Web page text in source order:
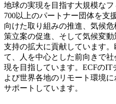
地球の実現を目指す大規模なフ
700以上のパートナー団体を支
向けた取り組みの推進、気候
策立案の促進、そして気候変
支持の拡大に貢献しています
て、人を中心とした前向きで
現を目指しています。ECFのIT
よび世界各地のリモート環境
サポートしています。